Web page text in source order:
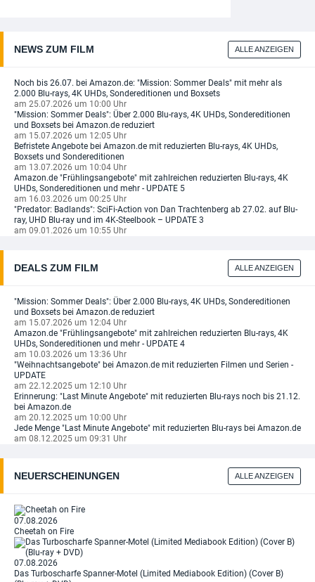
NEWS ZUM FILM ALLE ANZEIGEN
Noch bis 26.07. bei Amazon.de: "Mission: Sommer Deals" mit mehr als
2.000 Blu-rays, 4K UHDs, Sondereditionen und Boxsets
am 25.07.2026 um 10:00 Uhr
"Mission: Sommer Deals": Über 2.000 Blu-rays, 4K UHDs, Sondereditionen
und Boxsets bei Amazon.de reduziert
am 15.07.2026 um 12:05 Uhr
Befristete Angebote bei Amazon.de mit reduzierten Blu-rays, 4K UHDs,
Boxsets und Sondereditionen
am 13.07.2026 um 10:04 Uhr
Amazon.de "Frühlingsangebote" mit zahlreichen reduzierten Blu-rays, 4K
UHDs, Sondereditionen und mehr - UPDATE 5
am 16.03.2026 um 00:25 Uhr
"Predator: Badlands": SciFi-Action von Dan Trachtenberg ab 27.02. auf Blu-
ray, UHD Blu-ray und im 4K-Steelbook – UPDATE 3
am 09.01.2026 um 10:55 Uhr
DEALS ZUM FILM ALLE ANZEIGEN
"Mission: Sommer Deals": Über 2.000 Blu-rays, 4K UHDs, Sondereditionen
und Boxsets bei Amazon.de reduziert
am 15.07.2026 um 12:04 Uhr
Amazon.de "Frühlingsangebote" mit zahlreichen reduzierten Blu-rays, 4K
UHDs, Sondereditionen und mehr - UPDATE 4
am 10.03.2026 um 13:36 Uhr
"Weihnachtsangebote" bei Amazon.de mit reduzierten Filmen und Serien -
UPDATE
am 22.12.2025 um 12:10 Uhr
Erinnerung: "Last Minute Angebote" mit reduzierten Blu-rays noch bis 21.12.
bei Amazon.de
am 20.12.2025 um 10:00 Uhr
Jede Menge "Last Minute Angebote" mit reduzierten Blu-rays bei Amazon.de
am 08.12.2025 um 09:31 Uhr
NEUERSCHEINUNGEN ALLE ANZEIGEN
07.08.2026
Cheetah on Fire
07.08.2026
Das Turboscharfe Spanner-Motel (Limited Mediabook Edition) (Cover B)